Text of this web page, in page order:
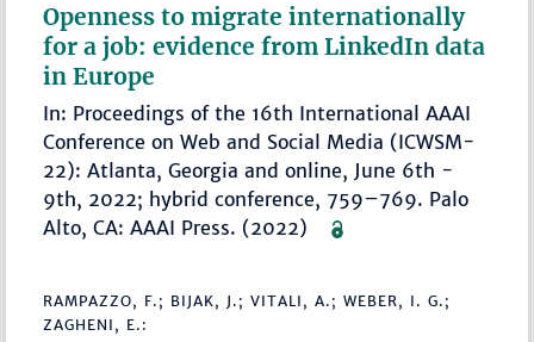
Openness to migrate internationally
for a job: evidence from LinkedIn data
in Europe
In: Proceedings of the 16th International AAAI
Conference on Web and Social Media (ICWSM-
22): Atlanta, Georgia and online, June 6th -
9th, 2022; hybrid conference, 759–769. Palo
Alto, CA: AAAI Press. (2022)
RAMPAZZO, F.; BIJAK, J.; VITALI, A.; WEBER, I. G.;
ZAGHENI, E.: